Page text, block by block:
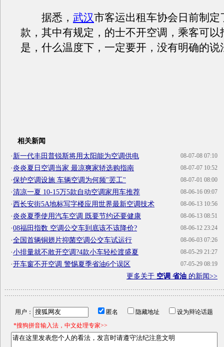
据悉， 武汉市客运出租车协会日前制定
款，其中有规定，的士不开空调，乘客可以
是，什么温度下，一定要开，没有明确的说
相关新闻
08-07-08 07:10
·新一代丰田普锐斯将用太阳能为空调供电
08-07-07 10:52
·炎炎夏日空调当家 最凉爽家轿选购指南
08-07-01 08:00
·保护空调设施 车辆空调为何频"罢工"
08-06-16 09:07
·清凉一夏 10-15万5款自动空调家用车推荐
08-06-13 10:56
·西长安街5A地标写字楼应用世界最新空调技术
08-06-13 08:51
·炎炎夏季使用汽车空调 既要节约还要健康
08-06-12 23:24
·08福田指数 空调公交车到底该不该降价?
08-06-03 07:26
·全国首辆铜翅片抑菌空调公交车试运行
08-05-29 21:27
·小排量就不敢开空调?4款小车轻松渡盛夏
07-05-29 08:19
·开车窗不开空调 警惕夏季省油6个误区
更多关于 空调 省油 的新闻>>
用户： 匿名 隐藏地址
设为辩论话题
*搜狗拼音输入法，中文处理专家>>